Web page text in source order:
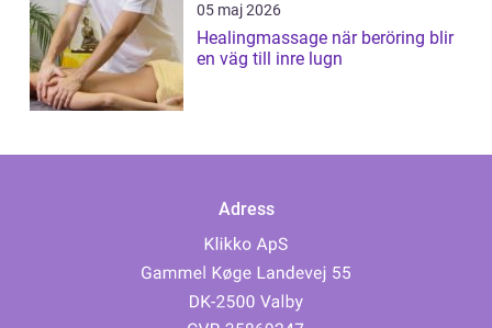
05 maj 2026
Healingmassage när beröring blir
en väg till inre lugn
Adress